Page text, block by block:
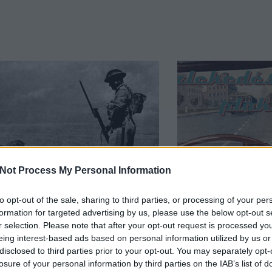
Process My Personal Information
opt-out of the sale, sharing to third parties, or processing of your
for targeted advertising by us, please use the below opt-out
selection. Please note that after your opt-out request is processed
interest-based ads based on personal information utilized by us
to third parties prior to your opt-out. You may separately
of your personal information by third parties on the IAB’s list of
- 142
24.
JTom
által talált sebesült német
észak-afrikai sivatagban
Szovjet
plakátok
2015. május 12.